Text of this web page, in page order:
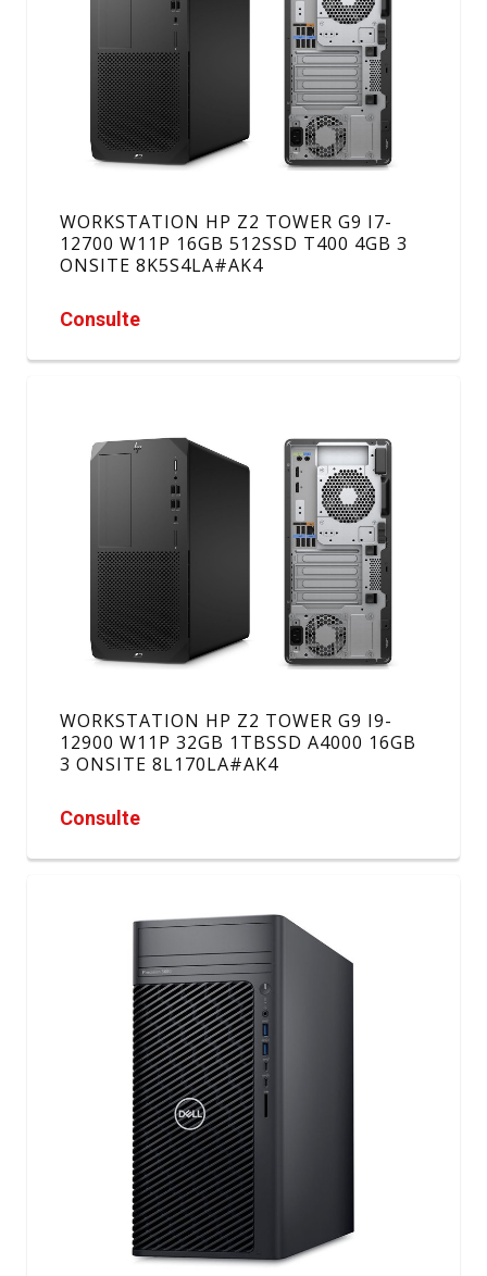
WORKSTATION HP Z2 TOWER G9 I7-
12700 W11P 16GB 512SSD T400 4GB 3
ONSITE 8K5S4LA#AK4
Consulte
WORKSTATION HP Z2 TOWER G9 I9-
12900 W11P 32GB 1TBSSD A4000 16GB
3 ONSITE 8L170LA#AK4
Consulte